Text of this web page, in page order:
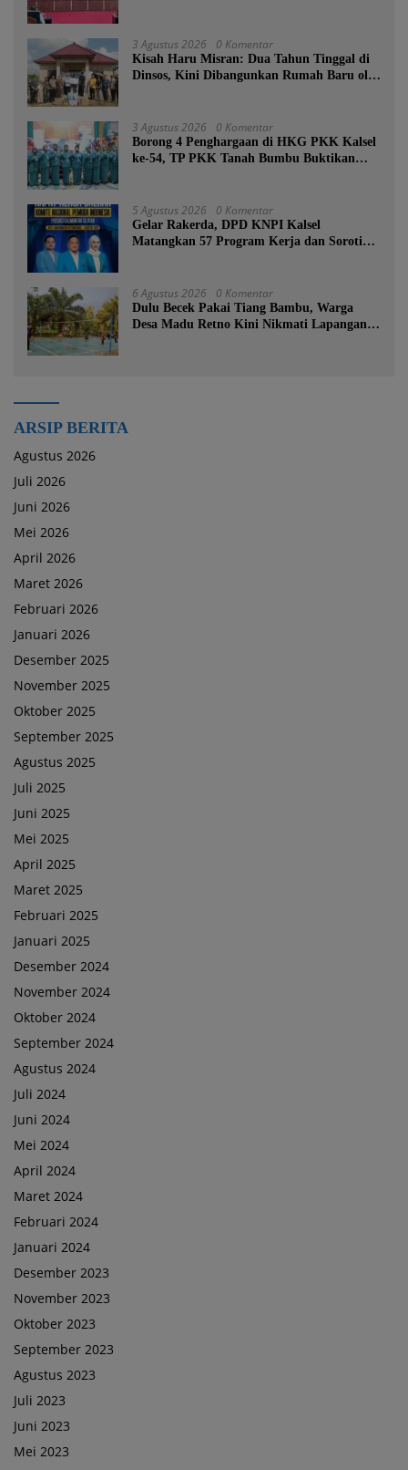
3 Agustus 2026 0 Komentar
Kisah Haru Misran: Dua Tahun Tinggal di
Dinsos, Kini Dibangunkan Rumah Baru oleh
3 Agustus 2026 0 Komentar
Borong 4 Penghargaan di HKG PKK Kalsel
ke-54, TP PKK Tanah Bumbu Buktikan
5 Agustus 2026 0 Komentar
Gelar Rakerda, DPD KNPI Kalsel
Matangkan 57 Program Kerja dan Soroti
6 Agustus 2026 0 Komentar
Dulu Becek Pakai Tiang Bambu, Warga
Desa Madu Retno Kini Nikmati Lapangan
ARSIP BERITA
Agustus 2026
Juli 2026
Juni 2026
Mei 2026
April 2026
Maret 2026
Februari 2026
Januari 2026
Desember 2025
November 2025
Oktober 2025
September 2025
Agustus 2025
Juli 2025
Juni 2025
Mei 2025
April 2025
Maret 2025
Februari 2025
Januari 2025
Desember 2024
November 2024
Oktober 2024
September 2024
Agustus 2024
Juli 2024
Juni 2024
Mei 2024
April 2024
Maret 2024
Februari 2024
Januari 2024
Desember 2023
November 2023
Oktober 2023
September 2023
Agustus 2023
Juli 2023
Juni 2023
Mei 2023